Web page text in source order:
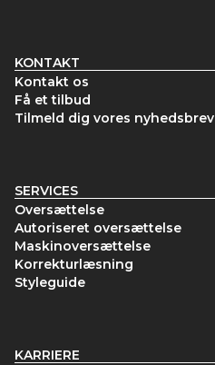
KONTAKT
Kontakt os
Få et tilbud
Tilmeld dig vores nyhedsbrev
SERVICES
Oversættelse
Autoriseret oversættelse
Maskinoversættelse
Korrekturlæsning
Styleguide
KARRIERE